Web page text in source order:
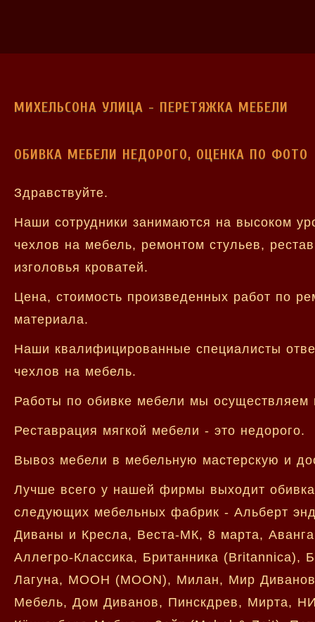
МИХЕЛЬСОНА УЛИЦА - ПЕРЕТЯЖКА МЕБЕЛИ
ОБИВКА МЕБЕЛИ НЕДОРОГО, ОЦЕНКА ПО ФОТО
Здравствуйте.
Наши сотрудники занимаются на высоком
чехлов на мебель, ремонтом стульев,
изголовья кроватей.
Цена, стоимость произведенных работ по
материала.
Наши квалифицированные специалисты
чехлов на мебель.
Работы по обивке мебели мы
Реставрация мягкой мебели - это недорого.
Вывоз мебели в мебельную мастерскую и
Лучше всего у нашей фирмы выходит
следующих мебельных фабрик - Альберт
Диваны и Кресла, Веста-МК, 8 марта,
Аллегро-Классика, Британника (Britannica),
Лагуна, МООН (MOON), Милан, Мир
Мебель, Дом Диванов, Пинскдрев, Мирта,